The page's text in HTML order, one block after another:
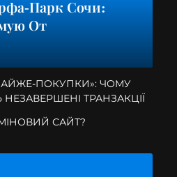
Парк Сочи:
От
ПОКУПКИ»: ЧОМУ
ТРАНЗАКЦІЇ
САЙТ?